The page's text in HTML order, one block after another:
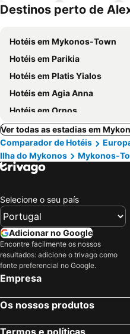
Destinos perto de
Hotéis em Mykonos-Town
Hotéis em Parikia
Hotéis em Platis Yialos
Hotéis em Agia Anna
Hotéis em Ornos
Ver todas as estadias em
Comparador de Hotéis
Ilha do Mykonos
Mykonos-
Selecione o seu país
Adicionar no Google
Encontre facilmente os nossos
resultados: adicione o trivago como
fonte preferencial no Google.
Empresa
Os nossos produtos